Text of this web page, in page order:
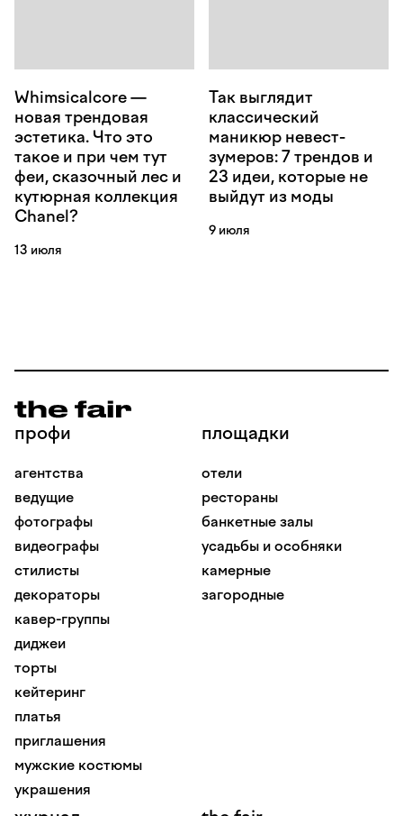
Whimsicalcore —
новая трендовая
эстетика. Что это
такое и при чем тут
феи, сказочный лес и
кутюрная коллекция
Chanel?
13 июля
Так выглядит
классический
маникюр невест-
зумеров: 7 трендов и
23 идеи, которые не
выйдут из моды
9 июля
профи
агентства
ведущие
фотографы
видеографы
стилисты
декораторы
кавер-группы
диджеи
торты
кейтеринг
платья
приглашения
мужские костюмы
украшения
площадки
отели
рестораны
банкетные залы
усадьбы и особняки
камерные
загородные